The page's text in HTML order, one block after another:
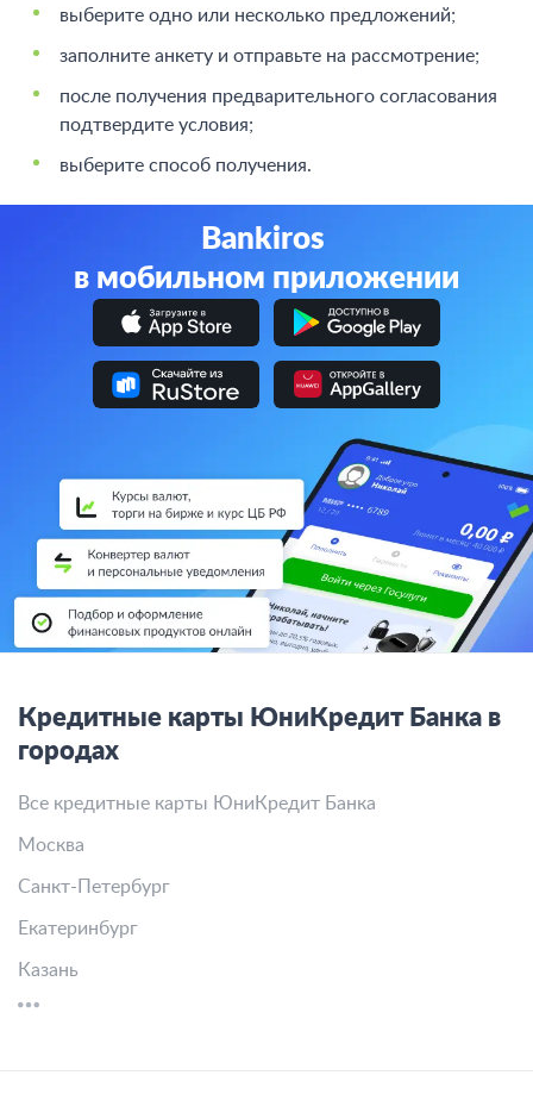
выберите одно или несколько предложений;
заполните анкету и отправьте на рассмотрение;
после получения предварительного согласования
подтвердите условия;
выберите способ получения.
Bankiros
в мобильном приложении
Кредитные карты ЮниКредит Банка в
городах
Все кредитные карты ЮниКредит Банка
Москва
Санкт-Петербург
Екатеринбург
Казань